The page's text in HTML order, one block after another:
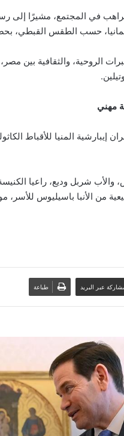
والراهب في المجتمع، مشيرًا
حسب الطقس القبطي،
الروحية، والثقافية بين
مهني
إيبارشية المنيا للأقباط
والأب شربل وديع، راعيا
من الأنبا باسيليوس
عبر البريد طباعة